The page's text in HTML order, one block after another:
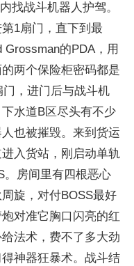
找战斗机器人护驾。
1扇门，直下到最
的PDA，用
两个保险柜密码都是
，进门后与战斗机
水道B区尽头有不少
也被摧毁。来到货运
入货站，刚启动单轨
。房间里有四根恶心
旋，对付BOSS最好
对准它胸口闪亮的红
法术，费不了多大劲
神器狂暴术。战斗结